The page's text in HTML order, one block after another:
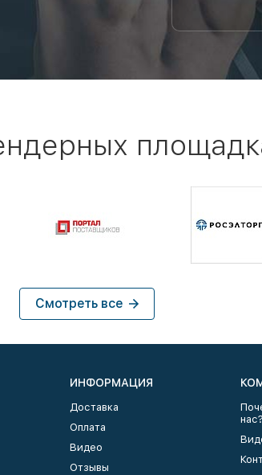
Смотреть все
ИНФОРМАЦИЯ
Доставка
Оплата
Видео
Отзывы
нас?